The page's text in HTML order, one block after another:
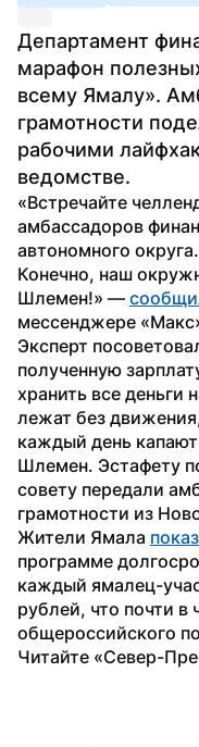
Департамент
марафон
всему Ямалу».
грамотности
рабочими
ведомстве.
«Встречайте
амбассадоров
автономного
Конечно, наш
Шлемен!» —
мессенджере
Эксперт
полученную
хранить все деньги
лежат без
каждый день
Шлемен. Эстафету
совету передали
грамотности из
Жители Ямала
программе
каждый ямалец-
рублей, что почти
общероссийского
Читайте «Север-